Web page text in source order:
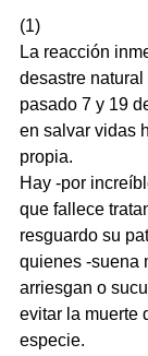
(1)
La reacción
desastre natural
pasado 7 y 19
en salvar vidas
propia.
Hay -por
que fallece
resguardo su
quienes -suena
arriesgan o
evitar la muerte
especie.